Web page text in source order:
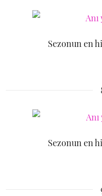
Sezonun en
Sezonun en